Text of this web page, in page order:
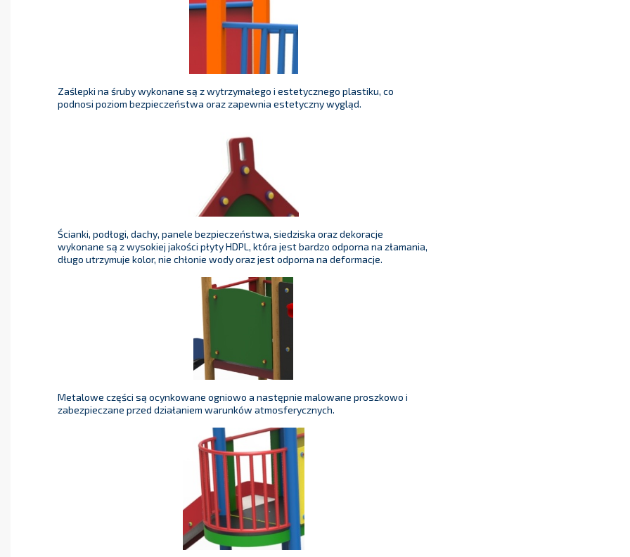
Zaślepki na śruby wykonane są z wytrzymałego i estetycznego plastiku, co
podnosi poziom bezpieczeństwa oraz zapewnia estetyczny wygląd.
Ścianki, podłogi, dachy, panele bezpieczeństwa, siedziska oraz dekoracje
wykonane są z wysokiej jakości płyty HDPL, która jest bardzo odporna na złamania,
długo utrzymuje kolor, nie chłonie wody oraz jest odporna na deformacje.
Metalowe części są ocynkowane ogniowo a następnie malowane proszkowo i
zabezpieczane przed działaniem warunków atmosferycznych.